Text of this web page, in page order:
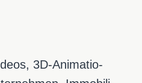
3D-Ani­ma­tio­